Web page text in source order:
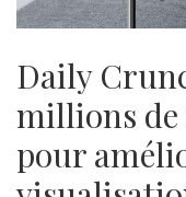
Daily
millions de
pour